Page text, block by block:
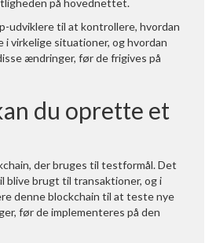
udviklere til at kontrollere, hvordan
i virkelige situationer, og hvordan
ændringer, før de frigives på
du oprette et
der bruges til testformål. Det
blive brugt til transaktioner, og i
denne blockchain til at teste nye
før de implementeres på den